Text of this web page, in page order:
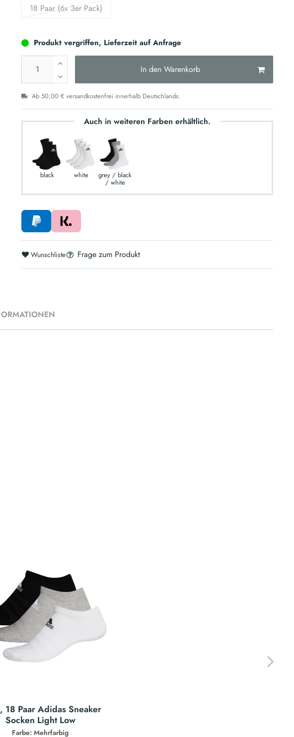
18 Paar (6x 3er Pack)
Produkt vergriffen, Lieferzeit auf Anfrage
In den Warenkorb
Ab 50,00 € versandkostenfrei innerhalb Deutschlands.
Auch in weiteren Farben erhältlich.
black white grey / black
/ white
Wunschliste Frage zum Produkt
18 Paar Adidas Sneaker
Socken Light Low
Farbe: Mehrfarbig